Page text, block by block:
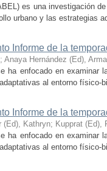
es una investigación
urbano y las estrategias
Informe de la
; Anaya Hernández (Ed),
ha enfocado en examinar
al entorno físico-
Informe de la
(Ed), Kathryn; Kupprat (Ed),
ha enfocado en examinar
al entorno físico-